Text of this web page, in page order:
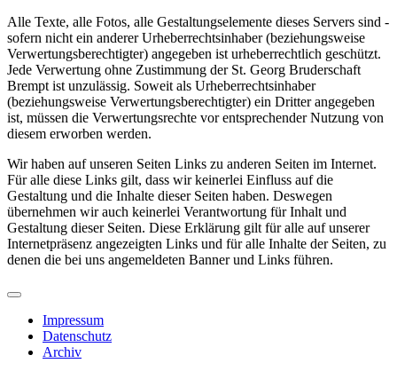
Alle Texte, alle Fotos, alle Gestaltungselemente dieses Servers sind -
sofern nicht ein anderer Urheberrechtsinhaber (beziehungsweise
Verwertungsberechtigter) angegeben ist urheberrechtlich geschützt.
Jede Verwertung ohne Zustimmung der St. Georg Bruderschaft
Brempt ist unzulässig. Soweit als Urheberrechtsinhaber
(beziehungsweise Verwertungsberechtigter) ein Dritter angegeben
ist, müssen die Verwertungsrechte vor entsprechender Nutzung von
diesem erworben werden.
Wir haben auf unseren Seiten Links zu anderen Seiten im Internet.
Für alle diese Links gilt, dass wir keinerlei Einfluss auf die
Gestaltung und die Inhalte dieser Seiten haben. Deswegen
übernehmen wir auch keinerlei Verantwortung für Inhalt und
Gestaltung dieser Seiten. Diese Erklärung gilt für alle auf unserer
Internetpräsenz angezeigten Links und für alle Inhalte der Seiten, zu
denen die bei uns angemeldeten Banner und Links führen.
Impressum
Datenschutz
Archiv